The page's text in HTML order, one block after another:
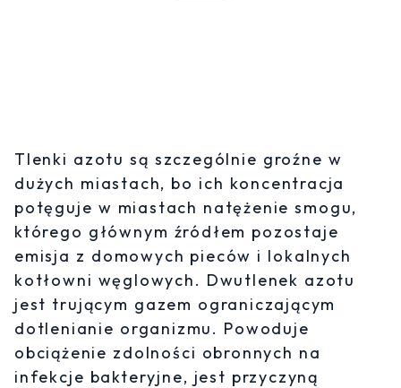
Tlenki azotu są szczególnie groźne w
dużych miastach, bo ich koncentracja
potęguje w miastach natężenie smogu,
którego głównym źródłem pozostaje
emisja z domowych pieców i lokalnych
kotłowni węglowych. Dwutlenek azotu
jest trującym gazem ograniczającym
dotlenianie organizmu. Powoduje
obciążenie zdolności obronnych na
infekcje bakteryjne, jest przyczyną